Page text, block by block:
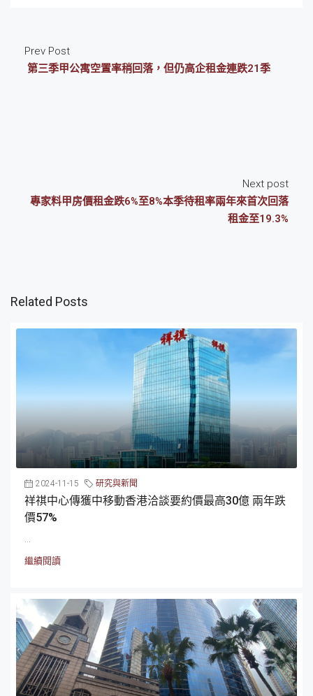
Prev Post
第三季甲公寓空置率稍回落，但仍高企租金連跌21季
Next post
專家料甲房價租金跌6%至8%本季待租率兩年來首次回落
租金至19.3%
Related Posts
2024-11-15 研究與新聞
祥祺中心傳獲中移動香港洽談要約價最高30億 兩年跌
價57%
繼續閱讀